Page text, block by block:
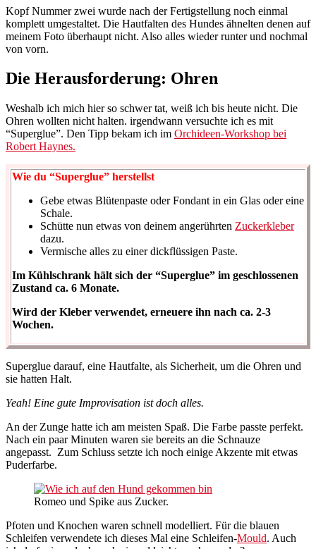
Kopf Nummer zwei wurde nach der Fertigstellung noch einmal
komplett umgestaltet. Die Hautfalten des Hundes ähnelten denen auf
meinem Foto überhaupt nicht. Also alles wieder runter und nochmal
von vorn.
Die Herausforderung: Ohren
Weshalb ich mich hier so schwer tat, weiß ich bis heute nicht. Die
Ohren wollten nicht halten. irgendwann versuchte ich es mit
“Superglue”. Den Tipp bekam ich im Orchideen-Workshop bei
Robert Haynes.
Wie du “Superglue” herstellst
Gebe etwas Blütenpaste oder Fondant in ein Glas oder eine
Schale.
Schütte nun etwas von deinem angerührten Zuckerkleber
dazu.
Vermische alles zu einer dickflüssigen Paste.
Im Kühlschrank hält sich der “Superglue” im geschlossenen
Zustand ca. 6 Monate.
Wird der Kleber verwendet, erneuere ihn nach ca. 2-3
Wochen.
Superglue darauf, eine Hautfalte, als Sicherheit, um die Ohren und
sie hatten Halt.
Yeah! Eine gute Improvisation ist doch alles.
An der Zunge hatte ich am meisten Spaß. Die Farbe passte perfekt.
Nach ein paar Minuten waren sie bereits an die Schnauze
angepasst. Zum Schluss setzte ich noch einige Akzente mit etwas
Puderfarbe.
Romeo und Spike aus Zucker.
Pfoten und Knochen waren schnell modelliert. Für die blauen
Schleifen verwendete ich dieses Mal eine Schleifen-Mould. Auch